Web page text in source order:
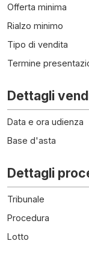
Offerta minima
Rialzo minimo
Tipo di vendita
Termine
Dettagli
Data e ora udienza
Base d'asta
Dettagli
Tribunale
Procedura
Lotto